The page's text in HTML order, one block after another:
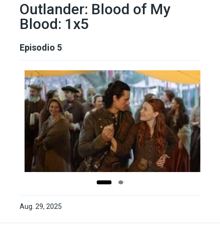
Outlander: Blood of My
Blood: 1x5
Episodio 5
Aug. 29, 2025